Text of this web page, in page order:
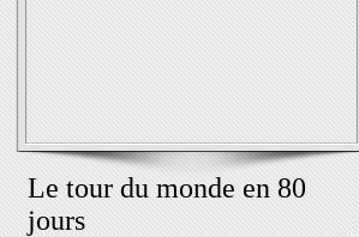
Le tour du monde en 80
jours